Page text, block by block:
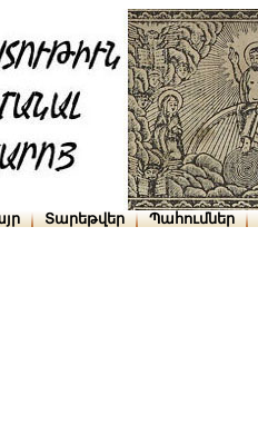
Տարեթվեր Պահումներ